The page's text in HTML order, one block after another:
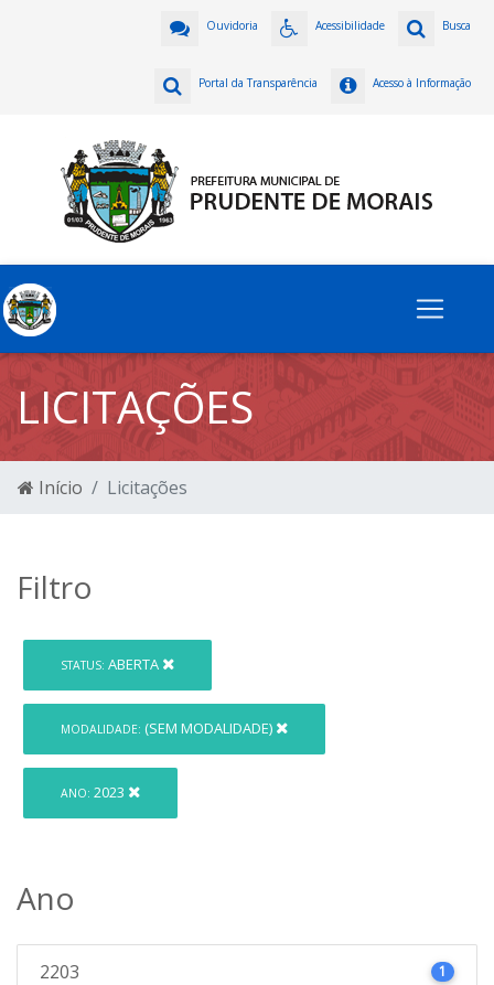
Busca
Acessibilidade
Ouvidoria
Acesso à Informação
Portal da Transparência
LICITAÇÕES
Início Licitações
Filtro
STATUS: ABERTA
MODALIDADE: (SEM MODALIDADE)
ANO: 2023
Ano
2203 1